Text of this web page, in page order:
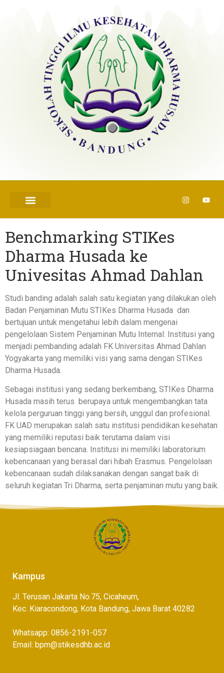
Benchmarking STIKes
Dharma Husada ke
Univesitas Ahmad Dahlan
Studi banding adalah salah satu kegiatan yang dilakukan oleh
Badan Penjaminan Mutu STIKes Dharma Husada dan
bertujuan untuk mengetahui lebih dalam mengenai
pengelolaan Sistem Penjaminan Mutu Internal. Institusi yang
menjadi pembanding adalah FK Universitas Ahmad Dahlan
Yogyakarta yang memiliki visi yang sama dengan STIKes
Dharma Husada.
Sebagai institusi yang sedang berkembang, STIKes Dharma
Husada masih terus berupaya untuk mengembangkan tata
kelola perguruan tinggi yang bersih, unggul dan profesional.
FK UAD merupakan salah satu institusi pendidikan kesehatan
yang memiliki reputasi baik terutama dalam visi
kesiapsiagaan bencana. Institusi ini memiliki laboratorium
kebencanaan yang berasal dari hibah Erasmus. Pengelolaan
kebencanaan sudah dilaksanakan dengan sangat baik di
seluruh kegiatan Tri Dharma, serta penjaminan mutu yang baik.
Kampus
Jl. Terusan Jakarta No.75, Cicaheum,
Kec. Kiaracondong, Kota Bandung, Jawa Barat 40282
Whatsapp: 0856-2191-057
Email: bpm@stikesdhb.ac.id